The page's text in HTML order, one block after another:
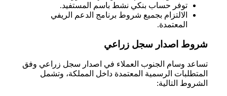
توفر حساب بنكي نشط باسم المستفيد.
الالتزام بجميع شروط برنامج الدعم الريفي
المعتمدة.
شروط اصدار سجل زراعي
تساعد وسام الجنوب العملاء في اصدار سجل زراعي وفق
المتطلبات الرسمية المعتمدة داخل المملكة، وتشمل
الشروط التالية: